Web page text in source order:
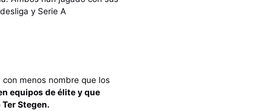
y Serie A
menos nombre que los
equipos de élite y que
Stegen.